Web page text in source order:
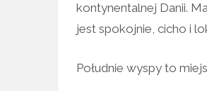
kontynentalnej Danii.
jest spokojnie, cicho i
Południe wyspy to